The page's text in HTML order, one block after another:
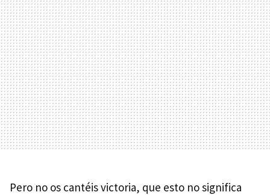
Pero no os cantéis victoria, que esto no significa